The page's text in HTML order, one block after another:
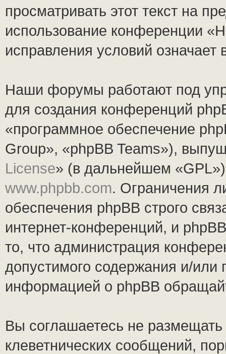
просматривать этот текст на
использование конференции
исправления условий
Наши форумы работают под
для создания конференций
«программное обеспечение
Group», «phpBB Teams»),
License» (в дальнейшем
www.phpbb.com. Ограничения
обеспечения phpBB строго
интернет-конференций, и
то, что администрация
допустимого содержания и/или
информацией о phpBB
Вы соглашаетесь не
клеветнических сообщений,